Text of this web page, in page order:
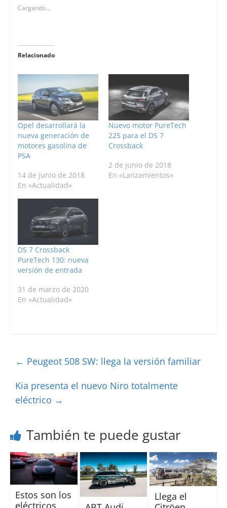
Cargando...
Relacionado
Opel desarrollará la
nueva generación de
motores gasolina de
PSA
14 de junio de 2018
En «Actualidad»
Nuevo motor PureTech
225 para el DS 7
Crossback
2 de junio de 2018
En «Lanzamientos»
DS 7 Crossback
PureTech 130: nueva
versión de entrada
31 de marzo de 2020
En «Actualidad»
← Peugeot 508 SW: llega la versión familiar
Kia presenta el nuevo Niro totalmente
eléctrico →
También te puede gustar
Estos son los
eléctricos
Llega el